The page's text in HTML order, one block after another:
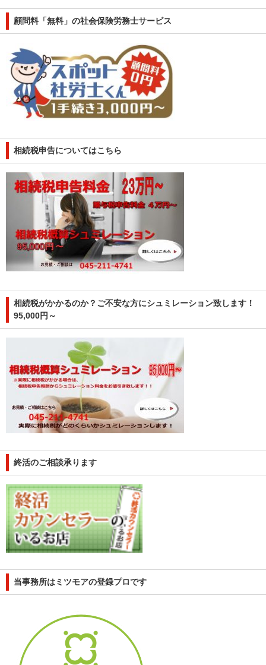
顧問料「無料」の社会保険労務士サービス
相続税申告についてはこちら
相続税がかかるのか？ご不安な方にシュミレーション致します！
95,000円～
終活のご相談承ります
当事務所はミツモアの登録プロです